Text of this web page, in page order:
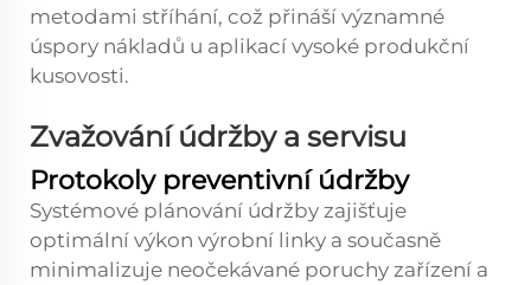
metodami stříhání, což přináší významné
úspory nákladů u aplikací vysoké produkční
kusovosti.
Zvažování údržby a servisu
Protokoly preventivní údržby
Systémové plánování údržby zajišťuje
optimální výkon výrobní linky a současně
minimalizuje neočekávané poruchy zařízení a